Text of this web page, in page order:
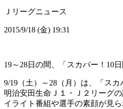
Ｊリーグニュース
2015/9/18 (金) 19:31
19～28日の間、「スカパー！10
9/19（土）～28（月）は、「スカ
明治安田生命Ｊ１・Ｊ２リーグ
イライト番組や選手の素顔が見